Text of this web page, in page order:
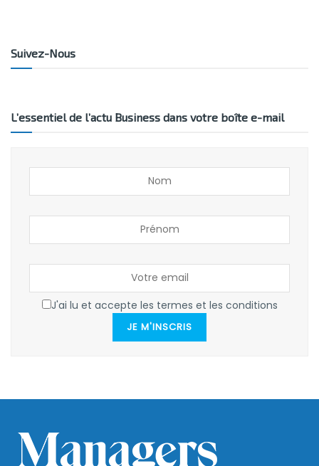
Suivez-Nous
L’essentiel de l’actu Business dans votre boîte e-mail
J'ai lu et accepte les termes et les conditions
JE M'INSCRIS